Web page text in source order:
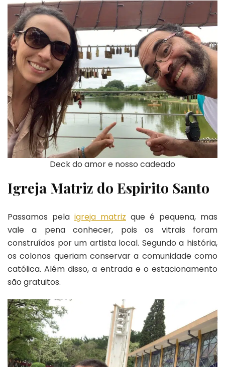
Deck do amor e nosso cadeado
Igreja Matriz do Espirito Santo
Passamos pela igreja matriz que é pequena, mas
vale a pena conhecer, pois os vitrais foram
construídos por um artista local. Segundo a história,
os colonos queriam conservar a comunidade como
católica. Além disso, a entrada e o estacionamento
são gratuitos.